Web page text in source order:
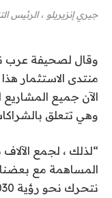
جيري إنزيريلو ، الرئيس
وقال لصحيفة عرب
منتدى الاستثمار
الآن جميع المشاريع
وهي تتعلق
“لذلك ، لجمع
المساهمة مع